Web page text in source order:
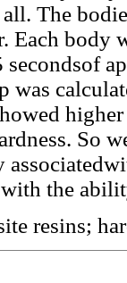
The
Each body
secondsof
was
So
the
resins;